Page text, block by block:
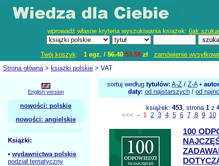
wprowadź własne kryteria wyszukiwania książek: (jak
Twój koszyk: 1 egz. /56.40 53,58zł
zamówienie
Strona główna> książki polskie > VAT
English version
nowości: polskie
nowości: angielskie
Książki:
• wydawnictwa polskie
podział tematyczny
sortuj według tytułów: A-Z / Z-A•
daty: od najstarszych / od
książek: 453, strona 1z
<<< - 1 2 3 4 5 6 7 8 9 10
100